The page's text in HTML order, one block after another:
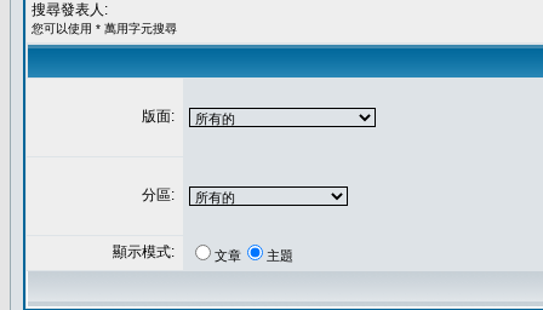
搜尋發表人:
您可以使用 * 萬用字元搜尋
版面:
分區:
顯示模式: 文章 主題